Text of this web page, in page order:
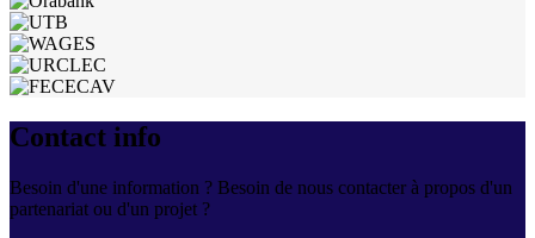
Contact info
Besoin d'une information ? Besoin de nous contacter à propos d'un
partenariat ou d'un projet ?